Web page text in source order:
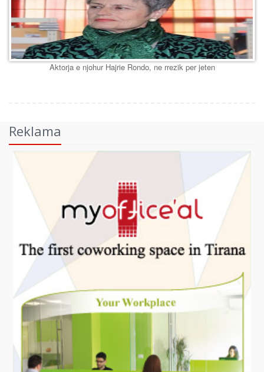
Aktorja e njohur Hajrie Rondo, ne rrezik per jeten
Reklama